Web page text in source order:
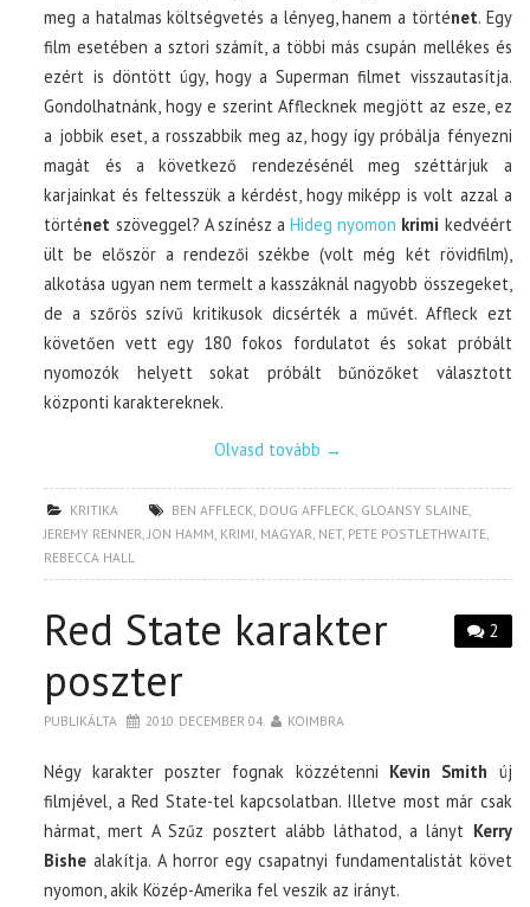
meg a hatalmas költségvetés a lényeg, hanem a történet. Egy
film esetében a sztori számít, a többi más csupán mellékes és
ezért is döntött úgy, hogy a Superman filmet visszautasítja.
Gondolhatnánk, hogy e szerint Afflecknek megjött az esze, ez
a jobbik eset, a rosszabbik meg az, hogy így próbálja fényezni
magát és a következő rendezésénél meg széttárjuk a
karjainkat és feltesszük a kérdést, hogy miképp is volt azzal a
történet szöveggel? A színész aHideg nyomon krimi kedvéért
ült be először a rendezői székbe (volt még két rövidfilm),
alkotása ugyan nem termelt a kasszáknál nagyobb összegeket,
de a szőrös szívű kritikusok dicsérték a művét. Affleck ezt
követően vett egy 180 fokos fordulatot és sokat próbált
nyomozók helyett sokat próbált bűnözőket választott
központi karaktereknek.
Olvasd tovább →
KRITIKA BEN AFFLECK, DOUG AFFLECK, GLOANSY SLAINE,
JEREMY RENNER,JON HAMM, KRIMI, MAGYAR, NET, PETE POSTLETHWAITE,
REBECCA HALL
2
Red State karakter
poszter
PUBLIKÁLTA 2010. DECEMBER 04. KOIMBRA
Négy karakter poszter fognak közzétenni Kevin Smith új
filmjével, a Red State-tel kapcsolatban. Illetve most már csak
hármat, mert A Szűz posztert alább láthatod, a lányt Kerry
Bishe alakítja. A horror egy csapatnyi fundamentalistát követ
nyomon, akik Közép-Amerika fel veszik az irányt.